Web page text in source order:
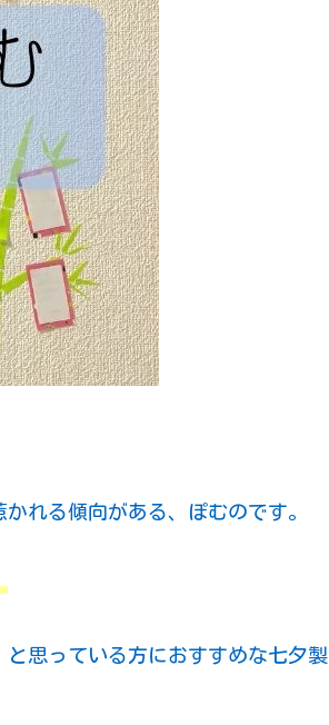
れる傾向がある、ぽむのです。
思っている方におすすめな七夕製